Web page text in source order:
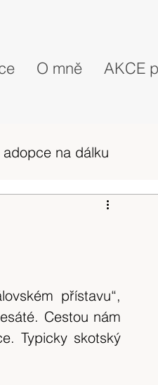
O mně AKCE
adopce na dálku
camino Portugues
výlet 2017
přístavu“,
Cestou nám
Typicky skotský